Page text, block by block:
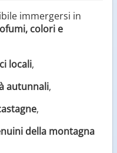
immergersi in
colori e
locali,
autunnali,
,
della montagna